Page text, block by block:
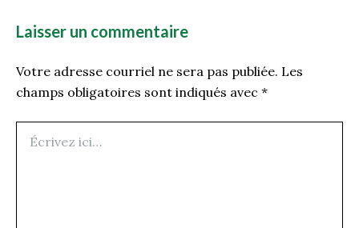
Laisser un commentaire
Votre adresse courriel ne sera pas publiée. Les
champs obligatoires sont indiqués avec *
ici…